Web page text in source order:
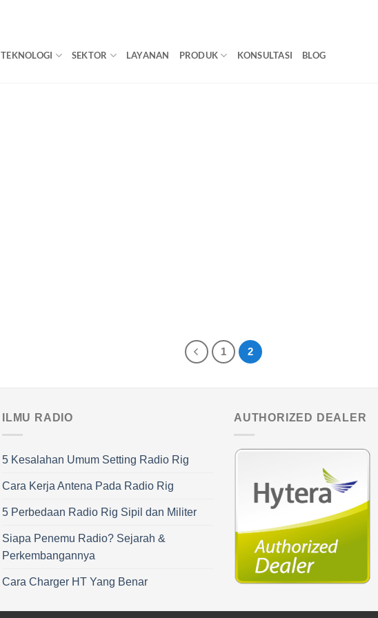
TEKNOLOGI SEKTOR LAYANAN PRODUK KONSULTASI BLOG
1 2
ILMU RADIO
5 Kesalahan Umum Setting Radio Rig
Cara Kerja Antena Pada Radio Rig
5 Perbedaan Radio Rig Sipil dan Militer
Siapa Penemu Radio? Sejarah &
Perkembangannya
Cara Charger HT Yang Benar
AUTHORIZED DEALER